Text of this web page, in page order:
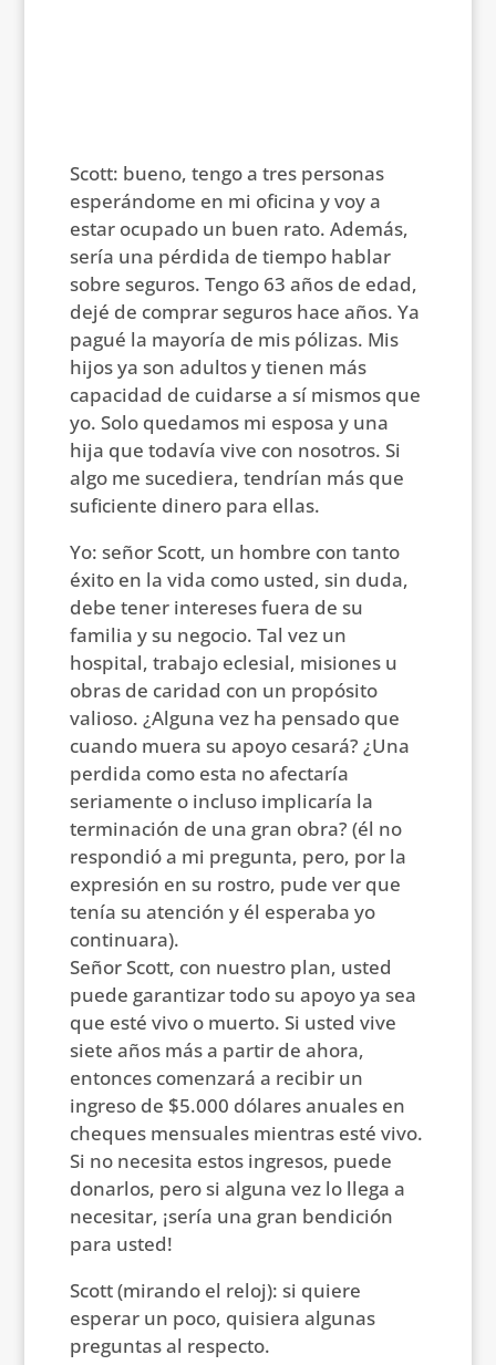
Scott: bueno, tengo a tres personas
esperándome en mi oficina y voy a
estar ocupado un buen rato. Además,
sería una pérdida de tiempo hablar
sobre seguros. Tengo 63 años de edad,
dejé de comprar seguros hace años. Ya
pagué la mayoría de mis pólizas. Mis
hijos ya son adultos y tienen más
capacidad de cuidarse a sí mismos que
yo. Solo quedamos mi esposa y una
hija que todavía vive con nosotros. Si
algo me sucediera, tendrían más que
suficiente dinero para ellas.
Yo: señor Scott, un hombre con tanto
éxito en la vida como usted, sin duda,
debe tener intereses fuera de su
familia y su negocio. Tal vez un
hospital, trabajo eclesial, misiones u
obras de caridad con un propósito
valioso. ¿Alguna vez ha pensado que
cuando muera su apoyo cesará? ¿Una
perdida como esta no afectaría
seriamente o incluso implicaría la
terminación de una gran obra? (él no
respondió a mi pregunta, pero, por la
expresión en su rostro, pude ver que
tenía su atención y él esperaba yo
continuara).
Señor Scott, con nuestro plan, usted
puede garantizar todo su apoyo ya sea
que esté vivo o muerto. Si usted vive
siete años más a partir de ahora,
entonces comenzará a recibir un
ingreso de $5.000 dólares anuales en
cheques mensuales mientras esté vivo.
Si no necesita estos ingresos, puede
donarlos, pero si alguna vez lo llega a
necesitar, ¡sería una gran bendición
para usted!
Scott (mirando el reloj): si quiere
esperar un poco, quisiera algunas
preguntas al respecto.